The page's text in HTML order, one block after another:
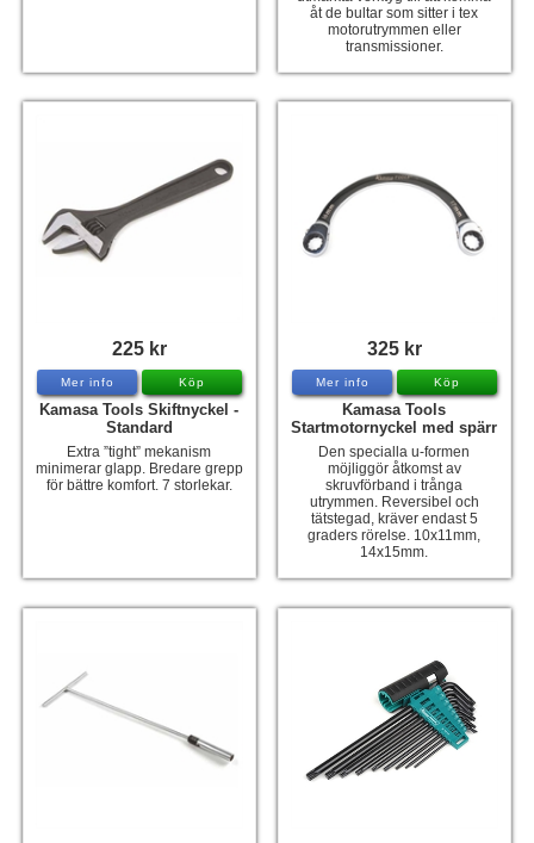
åt de bultar som sitter i tex
motorutrymmen eller
transmissioner.
225 kr
Mer info Köp
Kamasa Tools Skiftnyckel -
Standard
Extra ”tight” mekanism
minimerar glapp. Bredare grepp
för bättre komfort. 7 storlekar.
325 kr
Mer info Köp
Kamasa Tools
Startmotornyckel med spärr
Den specialla u-formen
möjliggör åtkomst av
skruvförband i trånga
utrymmen. Reversibel och
tätstegad, kräver endast 5
graders rörelse. 10x11mm,
14x15mm.